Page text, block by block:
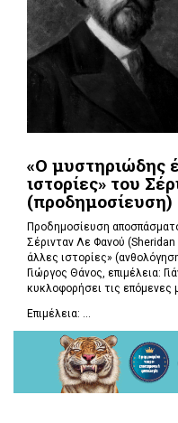
«Ο μυστηριώδης
ιστορίες» του
(προδημοσίευση)
Προδημοσίευση
Σέρινταν Λε Φανού
άλλες ιστορίες»
Γιώργος Θάνος, επιμέλεια:
κυκλοφορήσει τις επόμενες
Επιμέλεια: ...